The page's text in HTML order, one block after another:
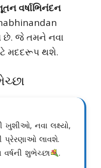
વર્ષાભિનંદન
જે તમને નવા
મદદરૂપ થશે.
ખુશીઓ, નવા લક્ષ્યો,
પ્રેરણાઓ લાવશે.
શુભેચ્છા
.